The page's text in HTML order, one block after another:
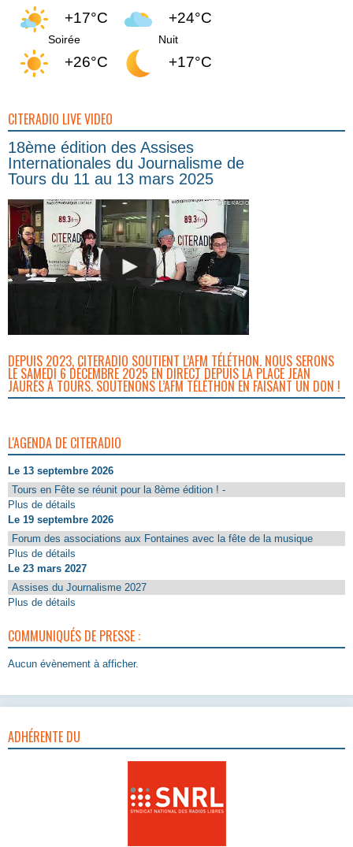
+17°C +24°C
Soirée
+26°C
Nuit
+17°C
CITERADIO LIVE VIDEO
18ème édition des Assises
Internationales du Journalisme de
Tours du 11 au 13 mars 2025
DEPUIS 2023, CITERADIO SOUTIENT L’AFM TÉLÉTHON. NOUS SERONS
LE SAMEDI 6 DÉCEMBRE 2025 EN DIRECT DEPUIS LA PLACE JEAN
JAURÈS À TOURS. SOUTENONS L’AFM TÉLÉTHON EN FAISANT UN DON !
L'AGENDA DE CITERADIO
Le 13 septembre 2026
Tours en Fête se réunit pour la 8ème édition ! -
Plus de détails
Le 19 septembre 2026
Forum des associations aux Fontaines avec la fête de la musique
Plus de détails
Le 23 mars 2027
Assises du Journalisme 2027
Plus de détails
COMMUNIQUÉS DE PRESSE :
Aucun évènement à afficher.
ADHÉRENTE DU